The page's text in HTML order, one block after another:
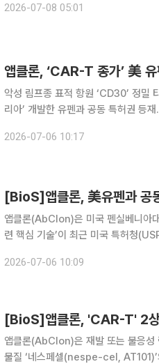
2026-07-08 05:01
악성 림프종 표적 항원 ‘CD30’ 정밀
리아’ 개발한 유펜과 공동 특허권 등재…글로벌 기술이
교(UPenn, 유펜)와 손잡고 차세대 파
2026-07-06 10:17
[BioS]앱클론, 美유펜과
앱클론(AbClon)은 미국 펜실베니아
련 핵심 기술’이 최근 미국 특허청
권자로 등재됐고, 호지킨 림프종
2026-07-06 10:09
[BioS]앱클론, 'CAR-T' 2상
앱클론(AbClon)은 재발 또는 불응
물질 ‘네스페셀(nespe-cel, AT101)’